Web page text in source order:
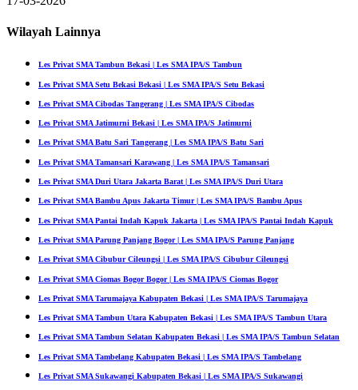
Wilayah Lainnya
Les Privat SMA Tambun Bekasi | Les SMA IPA/S Tambun
Les Privat SMA Setu Bekasi Bekasi | Les SMA IPA/S Setu Bekasi
Les Privat SMA Cibodas Tangerang | Les SMA IPA/S Cibodas
Les Privat SMA Jatimurni Bekasi | Les SMA IPA/S Jatimurni
Les Privat SMA Batu Sari Tangerang | Les SMA IPA/S Batu Sari
Les Privat SMA Tamansari Karawang | Les SMA IPA/S Tamansari
Les Privat SMA Duri Utara Jakarta Barat | Les SMA IPA/S Duri Utara
Les Privat SMA Bambu Apus Jakarta Timur | Les SMA IPA/S Bambu Apus
Les Privat SMA Pantai Indah Kapuk Jakarta | Les SMA IPA/S Pantai Indah Kapuk
Les Privat SMA Parung Panjang Bogor | Les SMA IPA/S Parung Panjang
Les Privat SMA Cibubur Cileungsi | Les SMA IPA/S Cibubur Cileungsi
Les Privat SMA Ciomas Bogor Bogor | Les SMA IPA/S Ciomas Bogor
Les Privat SMA Tarumajaya Kabupaten Bekasi | Les SMA IPA/S Tarumajaya
Les Privat SMA Tambun Utara Kabupaten Bekasi | Les SMA IPA/S Tambun Utara
Les Privat SMA Tambun Selatan Kabupaten Bekasi | Les SMA IPA/S Tambun Selatan
Les Privat SMA Tambelang Kabupaten Bekasi | Les SMA IPA/S Tambelang
Les Privat SMA Sukawangi Kabupaten Bekasi | Les SMA IPA/S Sukawangi